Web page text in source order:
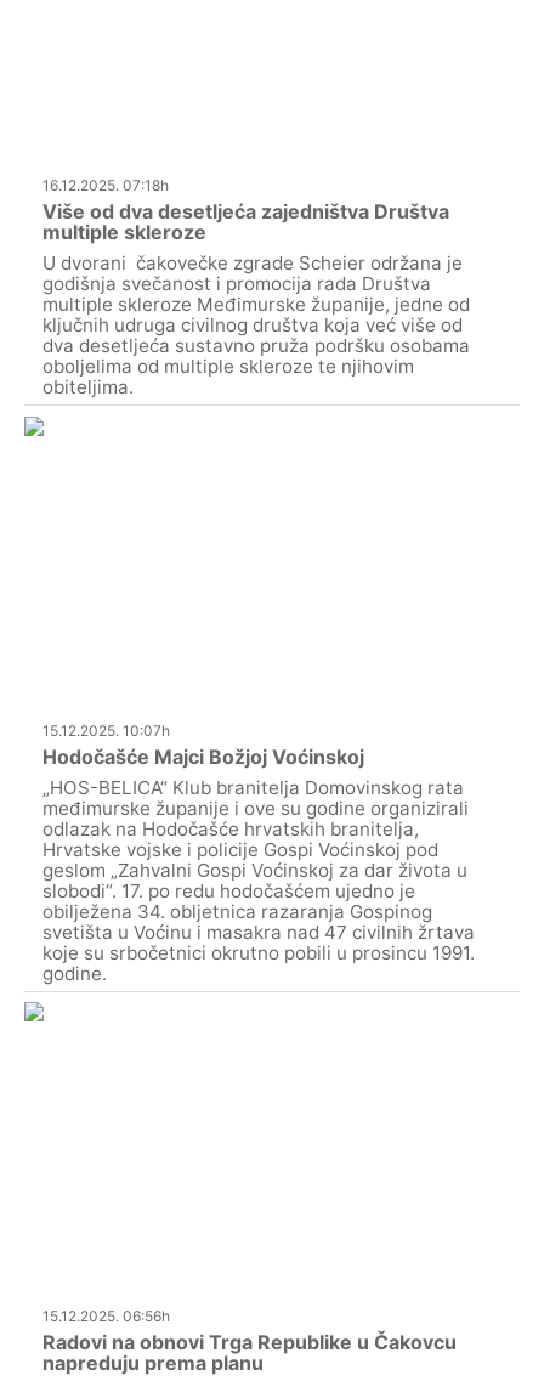
16.12.2025. 07:18h
Više od dva desetljeća zajedništva Društva
multiple skleroze
U dvorani čakovečke zgrade Scheier održana je
godišnja svečanost i promocija rada Društva
multiple skleroze Međimurske županije, jedne od
ključnih udruga civilnog društva koja već više od
dva desetljeća sustavno pruža podršku osobama
oboljelima od multiple skleroze te njihovim
obiteljima.
15.12.2025. 10:07h
Hodočašće Majci Božjoj Voćinskoj
„HOS-BELICA“ Klub branitelja Domovinskog rata
međimurske županije i ove su godine organizirali
odlazak na Hodočašće hrvatskih branitelja,
Hrvatske vojske i policije Gospi Voćinskoj pod
geslom „Zahvalni Gospi Voćinskoj za dar života u
slobodi“. 17. po redu hodočašćem ujedno je
obilježena 34. obljetnica razaranja Gospinog
svetišta u Voćinu i masakra nad 47 civilnih žrtava
koje su srbočetnici okrutno pobili u prosincu 1991.
godine.
15.12.2025. 06:56h
Radovi na obnovi Trga Republike u Čakovcu
napreduju prema planu